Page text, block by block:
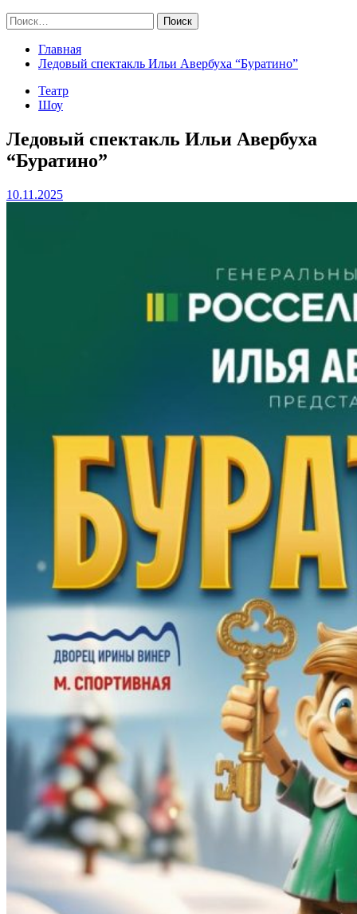
Найти:
Главная
Ледовый спектакль Ильи Авербуха “Буратино”
Театр
Шоу
Ледовый спектакль Ильи Авербуха
“Буратино”
10.11.2025